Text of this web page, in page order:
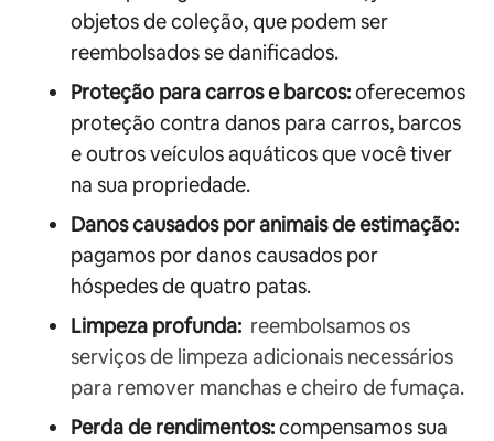
objetos de coleção, que podem ser
reembolsados se danificados.
Proteção para carros e barcos:oferecemos
proteção contra danos para carros, barcos
e outros veículos aquáticos que você tiver
na sua propriedade.
Danos causados por animais de estimação:
pagamos por danos causados por
hóspedes de quatro patas.
Limpeza profunda: reembolsamos os
serviços de limpeza adicionais necessários
para remover manchas e cheiro de fumaça.
Perda de rendimentos:compensamos sua